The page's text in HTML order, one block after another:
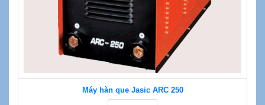
Máy hàn que Jasic ARC 250